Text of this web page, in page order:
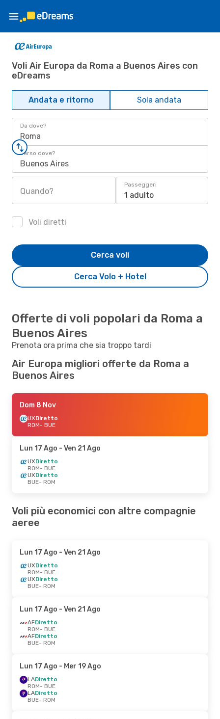
Voli Air Europa da Roma a Buenos Aires con
eDreams
Andata e ritorno Sola andata
Da dove?
Roma
Verso dove?
Buenos Aires
Quando?
Passeggeri
1 adulto
Voli diretti
Cerca Volo + Hotel
Cerca voli
Offerte di voli popolari da Roma a
Buenos Aires
Prenota ora prima che sia troppo tardi
Air Europa migliori offerte da Roma a
Buenos Aires
Dom 8 Nov
UXDiretto
ROM- BUE
Lun 17 Ago - Ven 21 Ago
UXDiretto
ROM- BUE
UXDiretto
BUE- ROM
Voli più economici con altre compagnie
aeree
Lun 17 Ago - Ven 21 Ago
UXDiretto
ROM- BUE
UXDiretto
BUE- ROM
Lun 17 Ago - Ven 21 Ago
AFDiretto
ROM- BUE
AFDiretto
BUE- ROM
Lun 17 Ago - Mer 19 Ago
LADiretto
ROM- BUE
LADiretto
BUE- ROM